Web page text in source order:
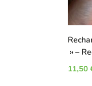
» –
11,50